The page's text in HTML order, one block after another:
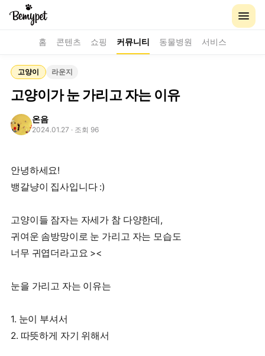
홈 콘텐츠 쇼핑 커뮤니티 동물병원 서비스
고양이 라운지
고양이가 눈 가리고 자는 이유
온음
2024.01.27 · 조회 96
안녕하세요!
뱅갈냥이 집사입니다 :)
고양이들 잠자는 자세가 참 다양한데,
귀여운 솜방망이로 눈 가리고 자는 모습도
너무 귀엽더라고요 ><
눈을 가리고 자는 이유는
1. 눈이 부셔서
2. 따뜻하게 자기 위해서